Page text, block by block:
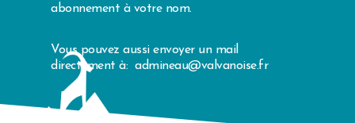
abonnement à votre nom.
Vous pouvez aussi envoyer un mail
directement à: admineau@valvanoise.fr